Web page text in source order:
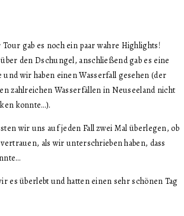
gab es noch ein paar wahre Highlights!
den Dschungel, anschließend gab es eine
wir haben einen Wasserfall gesehen (der
zahlreichen Wasserfällen in Neuseeland nicht
konnte…).
wir uns auf jeden Fall zwei Mal überlegen, ob
als wir unterschrieben haben, dass
es überlebt und hatten einen sehr schönen Tag